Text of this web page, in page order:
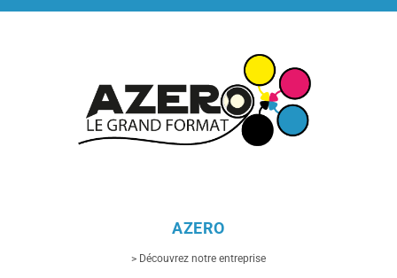
AZERO
> Découvrez notre entreprise